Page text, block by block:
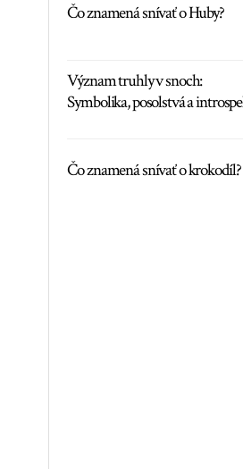
Čo znamená snívať o Huby?
Význam truhly v snoch:
Symbolika, posolstvá a
Čo znamená snívať o krokodíl?